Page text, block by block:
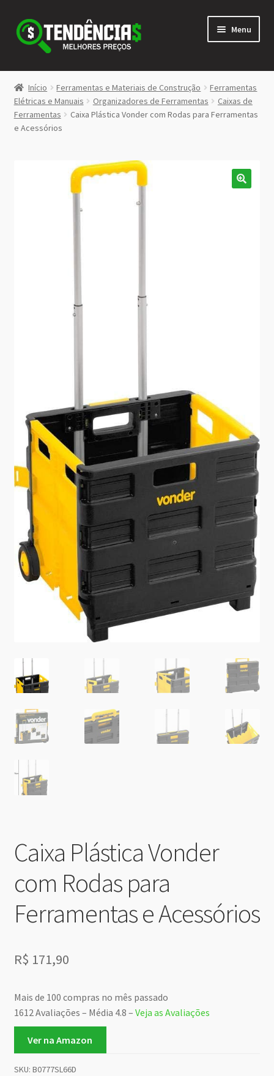
Pular
para
navegação
Pular
para
conteúdo
Menu
LOJA
<>
menu
Início Ferramentas e Materiais de Construção
Ferramentas
Elétricas e Manuais
Organizadores de Ferramentas
Caixas de
Ferramentas
Caixa Plástica Vonder com Rodas para Ferramentas
e Acessórios
Caixa Plástica Vonder
com Rodas para
Ferramentas e Acessórios
R$ 171,90
Mais de 100 compras no mês passado
1612 Avaliações – Média 4.8 – Veja as Avaliações
Ver na Amazon
SKU: B0777SL66D